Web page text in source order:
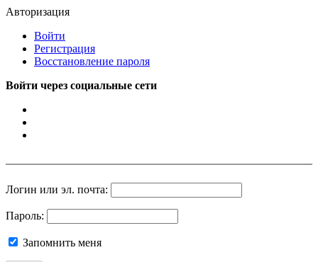
Авторизация
Войти
Регистрация
Восстановление пароля
Войти через социальные сети
Логин или эл. почта:
Пароль:
Запомнить меня